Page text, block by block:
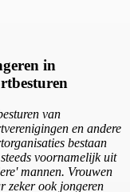
in
van
en andere
bestaan
voornamelijk uit
mannen. Vrouwen
zeker ook jongeren